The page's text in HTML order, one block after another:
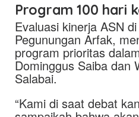
Program 100 hari
Evaluasi kinerja ASN
Pegunungan Arfak,
program prioritas
Dominggus Saiba dan
Salabai.
“Kami di saat debat